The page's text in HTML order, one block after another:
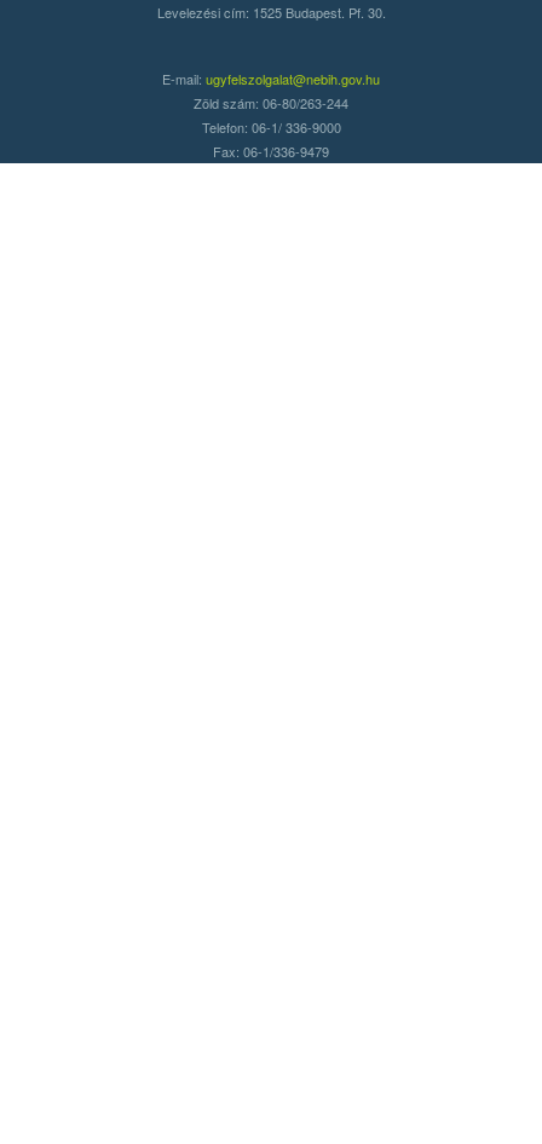
Levelezési cím: 1525 Budapest. Pf. 30.
E-mail: ugyfelszolgalat@nebih.gov.hu
Zöld szám: 06-80/263-244
Telefon: 06-1/ 336-9000
Fax: 06-1/336-9479